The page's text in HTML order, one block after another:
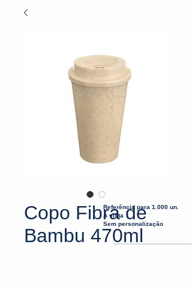
Copo Fibra de
Bambu 470ml
Referência para 1.000 un.
À vista
Sem personalização